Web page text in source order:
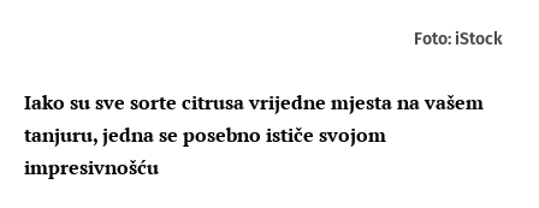
Foto: iStock
Iako su sve sorte citrusa vrijedne mjesta na vašem
tanjuru, jedna se posebno ističe svojom
impresivnošću